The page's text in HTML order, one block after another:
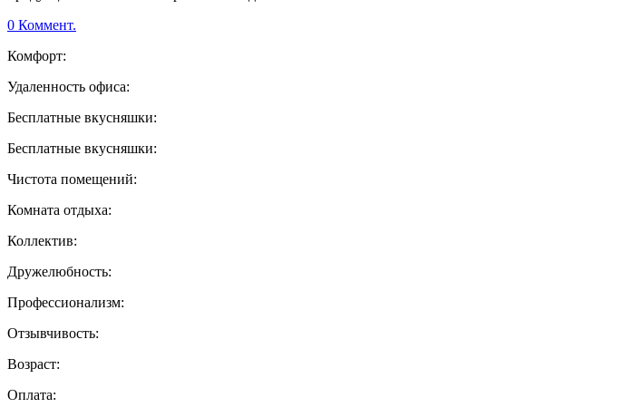
0 Коммент.
Комфорт:
Удаленность офиса:
Бесплатные вкусняшки:
Бесплатные вкусняшки:
Чистота помещений:
Комната отдыха:
Коллектив:
Дружелюбность:
Профессионализм:
Отзывчивость:
Возраст:
Оплата: